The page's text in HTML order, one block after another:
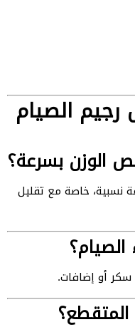
رجيم الصيام
الوزن بسرعة؟
نسبية، خاصة مع تقليل
أو إضافات.